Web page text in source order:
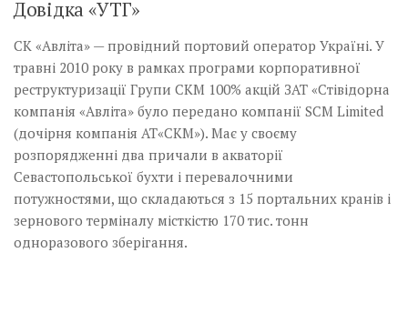
Довідка «УТГ»
СК «Авліта» — провідний портовий оператор Україні. У
травні 2010 року в рамках програми корпоративної
реструктуризації Групи СКМ 100% акцій ЗАТ «Стівідорна
компанія «Авліта» було передано компанії SCM Limited
(дочірня компанія АТ«СКМ»). Має у своєму
розпорядженні два причали в акваторії
Севастопольської бухти і перевалочними
потужностями, що складаються з 15 портальних кранів і
зернового терміналу місткістю 170 тис. тонн
одноразового зберігання.